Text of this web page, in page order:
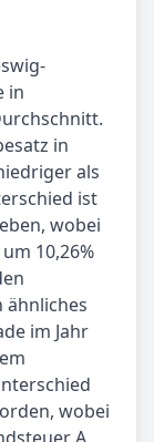
in
in
als
ist
wobei
10,26%
ähnliches
im Jahr
wobei